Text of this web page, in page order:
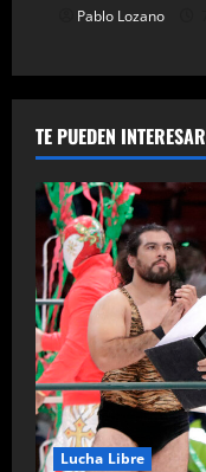
Pablo Lozano
TE PUEDEN INTERESAR
Lucha Libre